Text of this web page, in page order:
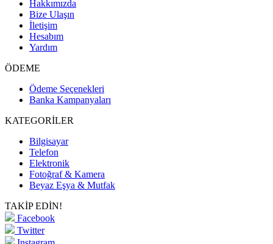
Hakkımızda
Bize Ulaşın
İletişim
Hesabım
Yardım
ÖDEME
Ödeme Seçenekleri
Banka Kampanyaları
KATEGORİLER
Bilgisayar
Telefon
Elektronik
Fotoğraf & Kamera
Beyaz Eşya & Mutfak
TAKİP EDİN!
Facebook
Twitter